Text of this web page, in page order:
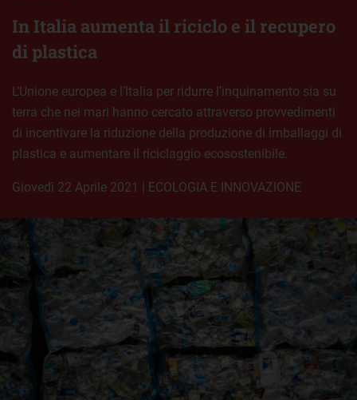
In Italia aumenta il riciclo e il recupero
di plastica
L’Unione europea e l’Italia per ridurre l’inquinamento sia su
terra che nei mari hanno cercato attraverso provvedimenti
di incentivare la riduzione della produzione di imballaggi di
plastica e aumentare il riciclaggio ecosostenibile.
giovedì 22 Aprile 2021 | ECOLOGIA E INNOVAZIONE